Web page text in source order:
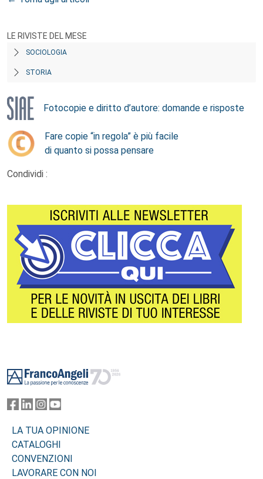
LE RIVISTE DEL MESE
SOCIOLOGIA
STORIA
Fotocopie e diritto d’autore: domande e risposte
Fare copie “in regola” è più facile
di quanto si possa pensare
Condividi :
LA TUA OPINIONE
CATALOGHI
CONVENZIONI
LAVORARE CON NOI